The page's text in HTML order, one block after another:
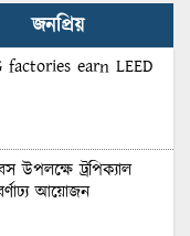
জনপ্রিয়
earn LEED
উপলক্ষে ট্রপিক্যাল
আয়োজন